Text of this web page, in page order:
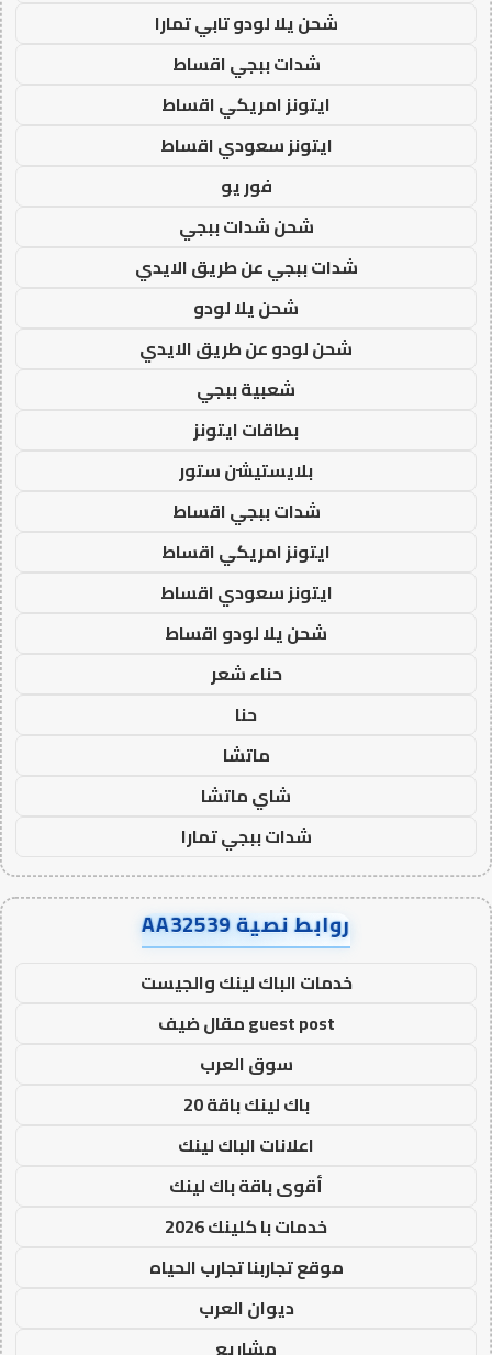
شحن يلا لودو تابي تمارا
شدات ببجي اقساط
ايتونز امريكي اقساط
ايتونز سعودي اقساط
فور يو
شحن شدات ببجي
شدات ببجي عن طريق الايدي
شحن يلا لودو
شحن لودو عن طريق الايدي
شعبية ببجي
بطاقات ايتونز
بلايستيشن ستور
شدات ببجي اقساط
ايتونز امريكي اقساط
ايتونز سعودي اقساط
شحن يلا لودو اقساط
حناء شعر
حنا
ماتشا
شاي ماتشا
شدات ببجي تمارا
روابط نصية AA32539
خدمات الباك لينك والجيست
guest post مقال ضيف
سوق العرب
باك لينك باقة 20
اعلانات الباك لينك
أقوى باقة باك لينك
خدمات با كلينك 2026
موقع تجاربنا تجارب الحياه
ديوان العرب